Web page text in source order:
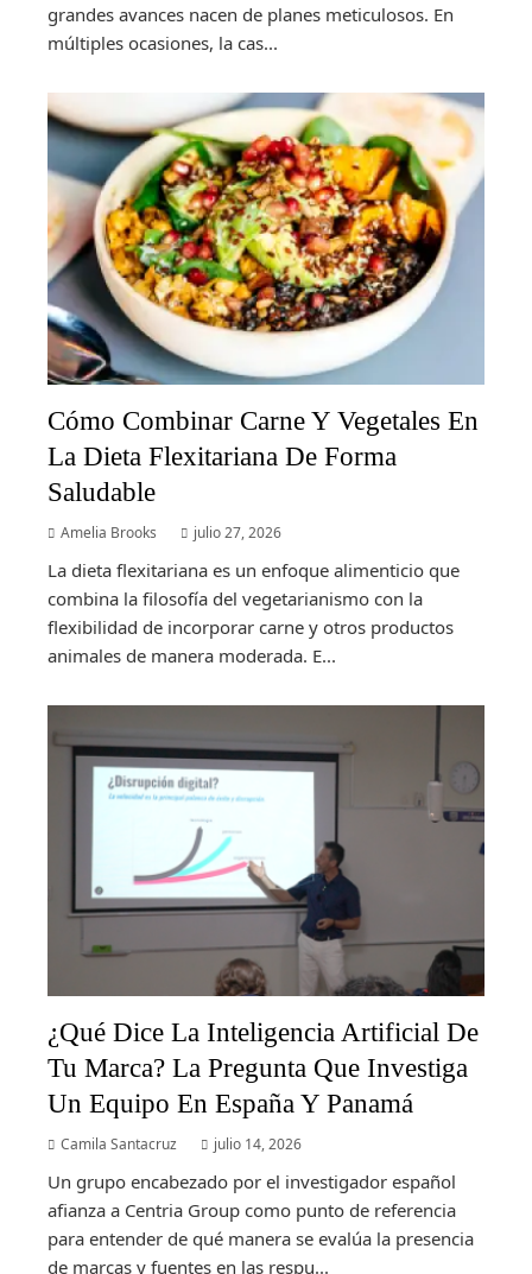
grandes avances nacen de planes meticulosos. En
múltiples ocasiones, la cas...
Cómo Combinar Carne Y Vegetales En
La Dieta Flexitariana De Forma
Saludable
Amelia Brooks julio 27, 2026
La dieta flexitariana es un enfoque alimenticio que
combina la filosofía del vegetarianismo con la
flexibilidad de incorporar carne y otros productos
animales de manera moderada. E...
¿Qué Dice La Inteligencia Artificial De
Tu Marca? La Pregunta Que Investiga
Un Equipo En España Y Panamá
Camila Santacruz julio 14, 2026
Un grupo encabezado por el investigador español
afianza a Centria Group como punto de referencia
para entender de qué manera se evalúa la presencia
de marcas y fuentes en las respu...